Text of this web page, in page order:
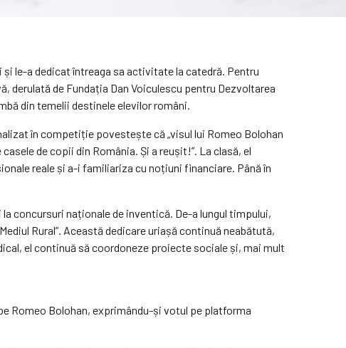
le-a dedicat întreaga sa activitate la catedră. Pentru
de Fundația Dan Voiculescu pentru Dezvoltarea
din temelii destinele elevilor români.
în competiție povestește că „visul lui Romeo Bolohan
de copii din România. Și a reușit!”. La clasă, el
reale și a-i familiariza cu noțiuni financiare. Până în
concursuri naționale de inventică. De-a lungul timpului,
Rural”. Această dedicare uriașă continuă neabătută,
el continuă să coordoneze proiecte sociale și, mai mult
Romeo Bolohan, exprimându-și votul pe platforma